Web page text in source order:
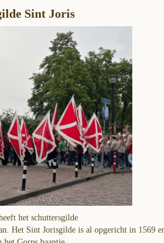
Sint Joris
het schuttersgilde
Het Sint Jorisgilde is al opgericht in 1569